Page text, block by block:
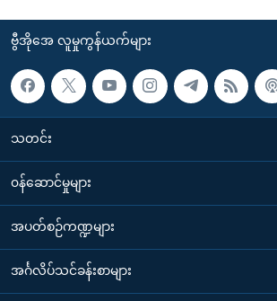
ဗွီအိုအေ လူမှုကွန်ယက်များ
သတင်း
၀န်ဆောင်မှုများ
အပတ်စဉ်ကဏ္ဍများ
အင်္ဂလိပ်သင်ခန်းစာများ